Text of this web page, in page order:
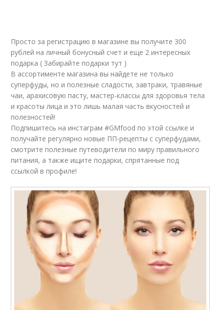
Просто за регистрацию в магазине вы получите 300
рублей на личный бонусный счет и еще 2 интересных
подарка ( Забирайте подарки тут )
В ассортименте магазина вы найдете не только
суперфуды, но и полезные сладости, завтраки, травяные
чаи, арахисовую пасту, мастер-классы для здоровья тела
и красоты лица и это лишь малая часть вкусностей и
полезностей!
Подпишитесь на инстаграм #GMfood по этой ссылке и
получайте регулярно новые ПП-рецепты с суперфудами,
смотрите полезные путеводители по миру правильного
питания, а также ищите подарки, спрятанные под
ссылкой в профиле!